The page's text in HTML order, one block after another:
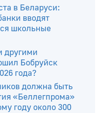
в Беларуси:
вводят
школьные
другими
Бобруйск
года?
должна быть
«Беллегпрома»
году около 300